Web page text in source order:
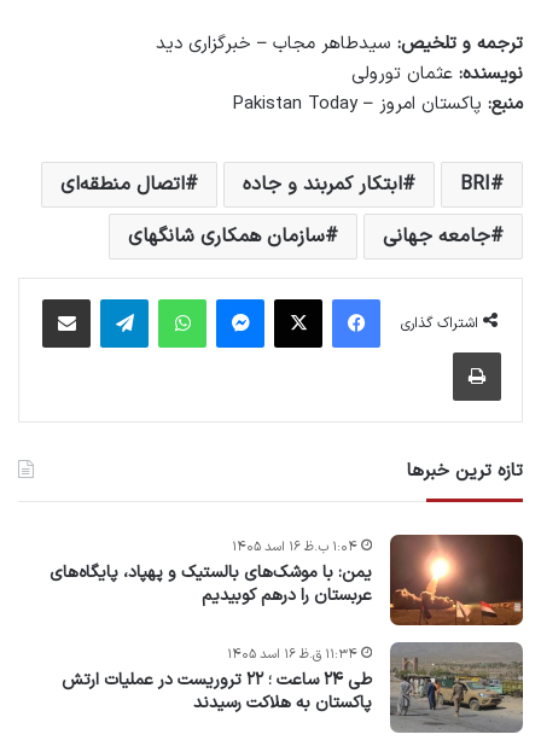
ترجمه و تلخیص: سیدطاهر مجاب – خبرگزاری دید
نویسنده: عثمان تورولی
منبع: پاکستان امروز – Pakistan Today
BRI ابتکار کمربند و جاده
اتصال منطقه‌ای
جامعه جهانی
سازمان همکاری شانگهای
اشتراک گذاری
فیس بوک X پیام رسان واتس آپ تلگرام اشتراک گذاری از طریق ایمیل
چاپ
تازه ترین خبرها
یمن: با موشک‌های بالستیک و پهپاد، پایگاه‌های
عربستان را درهم کوبیدیم
۱:۰۴ ب.ظ ۱۶ اسد ۱۴۰۵
طی ۲۴ ساعت ؛ ۲۲ تروریست در عملیات ارتش
پاکستان به هلاکت رسیدند
۱۱:۳۴ ق.ظ ۱۶ اسد ۱۴۰۵